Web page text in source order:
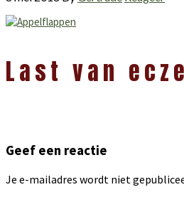
Interacties
Last van
Geef een reactie
Je e-mailadres wordt niet